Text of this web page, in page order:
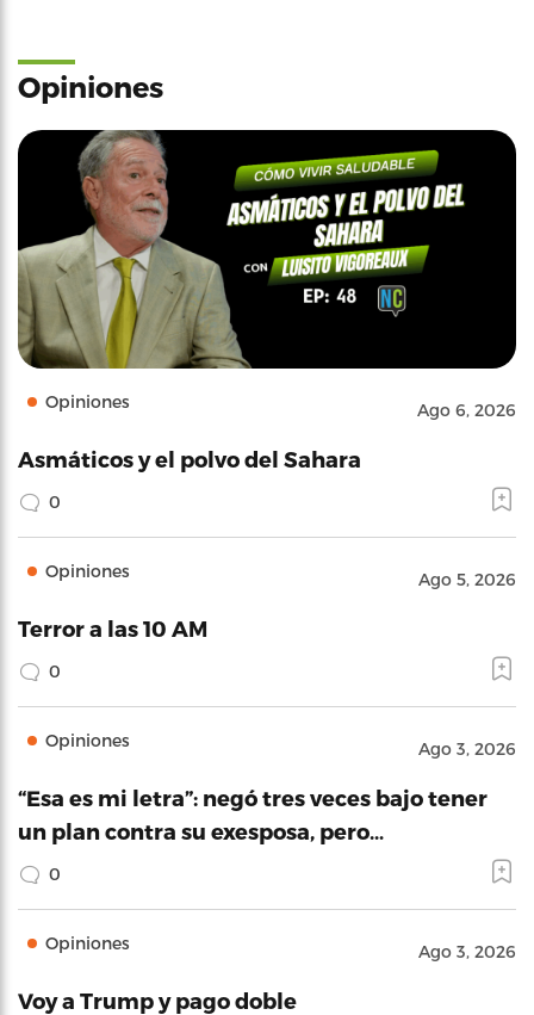
Opiniones
Opiniones Ago 6, 2026
Asmáticos y el polvo del Sahara
0
Opiniones Ago 5, 2026
Terror a las 10 AM
0
Opiniones Ago 3, 2026
“Esa es mi letra”: negó tres veces bajo tener
un plan contra su exesposa, pero…
0
Opiniones Ago 3, 2026
Voy a Trump y pago doble